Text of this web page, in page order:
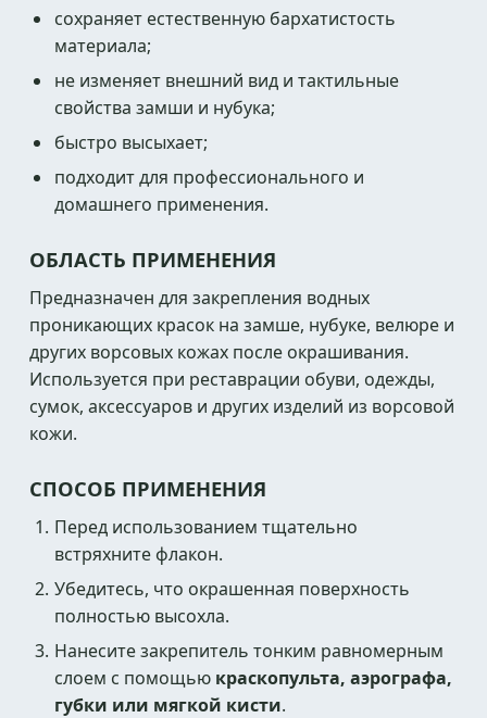
сохраняет естественную бархатистость
материала;
не изменяет внешний вид и тактильные
свойства замши и нубука;
быстро высыхает;
подходит для профессионального и
домашнего применения.
ОБЛАСТЬ ПРИМЕНЕНИЯ
Предназначен для закрепления водных
проникающих красок на замше, нубуке, велюре и
других ворсовых кожах после окрашивания.
Используется при реставрации обуви, одежды,
сумок, аксессуаров и других изделий из ворсовой
кожи.
СПОСОБ ПРИМЕНЕНИЯ
Перед использованием тщательно
встряхните флакон.
Убедитесь, что окрашенная поверхность
полностью высохла.
Нанесите закрепитель тонким равномерным
слоем с помощью краскопульта, аэрографа,
губки или мягкой кисти.